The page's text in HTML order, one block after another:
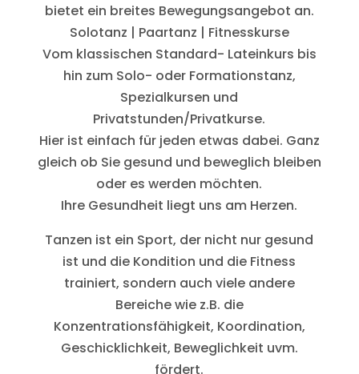
bietet ein breites Bewegungsangebot an.
Solotanz | Paartanz | Fitnesskurse
Vom klassischen Standard- Lateinkurs bis
hin zum Solo- oder Formationstanz,
Spezialkursen und
Privatstunden/Privatkurse.
Hier ist einfach für jeden etwas dabei. Ganz
gleich ob Sie gesund und beweglich bleiben
oder es werden möchten.
Ihre Gesundheit liegt uns am Herzen.
Tanzen ist ein Sport, der nicht nur gesund
ist und die Kondition und die Fitness
trainiert, sondern auch viele andere
Bereiche wie z.B. die
Konzentrationsfähigkeit, Koordination,
Geschicklichkeit, Beweglichkeit uvm.
fördert.